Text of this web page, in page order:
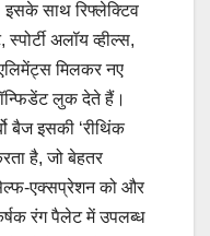
इसके साथ रिफ्लेक्टिव
अलॉय व्हील्स,
मिलकर नए
लुक देते हैं।
बैज इसकी ‘रीथिंक
है, जो बेहतर
सेल्फ-एक्सप्रेशन को और
रंग पैलेट में उपलब्ध